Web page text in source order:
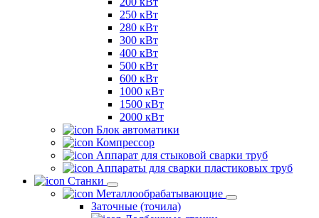
250 кВт
280 кВт
300 кВт
400 кВт
500 кВт
600 кВт
1000 кВт
1500 кВт
2000 кВт
Блок автоматики
Компрессор
Аппарат для стыковой сварки труб
Аппараты для сварки пластиковых труб
Станки
Металлообрабатывающие
Заточные (точила)